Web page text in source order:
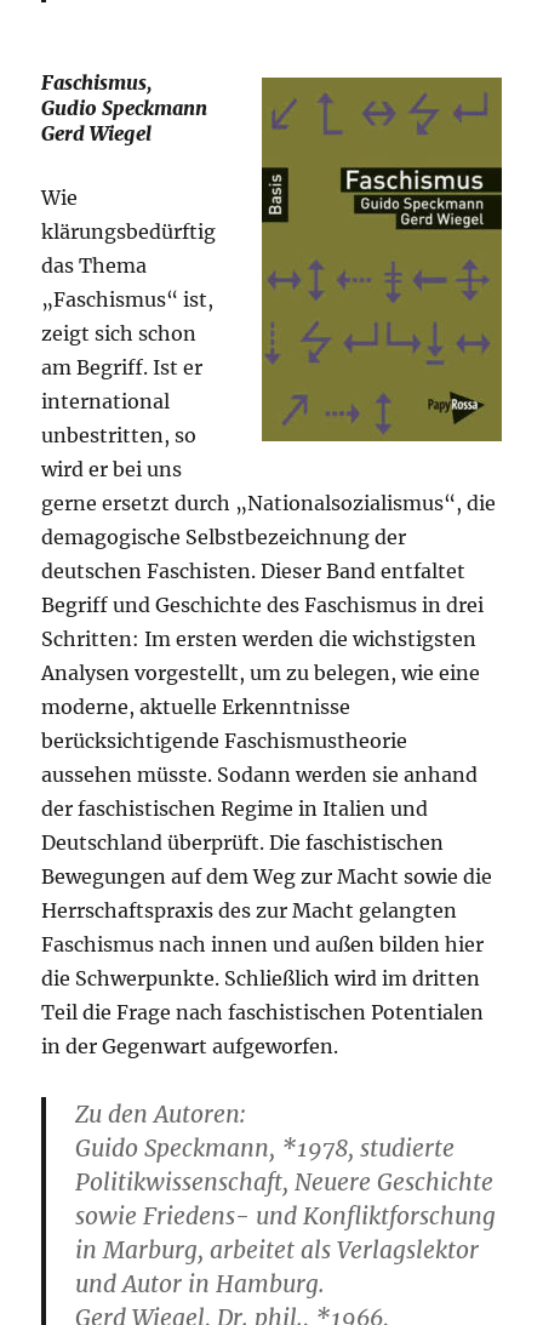
Faschismus,
Gudio Speckmann
Gerd Wiegel
Wie
klärungsbedürftig
das Thema
„Faschismus“ ist,
zeigt sich schon
am Begriff. Ist er
international
unbestritten, so
wird er bei uns
gerne ersetzt durch „Nationalsozialismus“, die
demagogische Selbstbezeichnung der
deutschen Faschisten. Dieser Band entfaltet
Begriff und Geschichte des Faschismus in drei
Schritten: Im ersten werden die wichstigsten
Analysen vorgestellt, um zu belegen, wie eine
moderne, aktuelle Erkenntnisse
berücksichtigende Faschismustheorie
aussehen müsste. Sodann werden sie anhand
der faschistischen Regime in Italien und
Deutschland überprüft. Die faschistischen
Bewegungen auf dem Weg zur Macht sowie die
Herrschaftspraxis des zur Macht gelangten
Faschismus nach innen und außen bilden hier
die Schwerpunkte. Schließlich wird im dritten
Teil die Frage nach faschistischen Potentialen
in der Gegenwart aufgeworfen.
Zu den Autoren:
Guido Speckmann, *1978, studierte
Politikwissenschaft, Neuere Geschichte
sowie Friedens- und Konfliktforschung
in Marburg, arbeitet als Verlagslektor
und Autor in Hamburg.
Gerd Wiegel, Dr. phil., *1966,